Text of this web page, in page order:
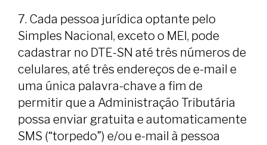
7. Cada pessoa jurídica optante pelo
Simples Nacional, exceto o MEl, pode
cadastrar no DTE-SN até três números de
celulares, até três endereços de e-mail e
uma única palavra-chave a fim de
permitir que a Administração Tributária
possa enviar gratuita e automaticamente
SMS (“torpedo”) e/ou e-mail à pessoa